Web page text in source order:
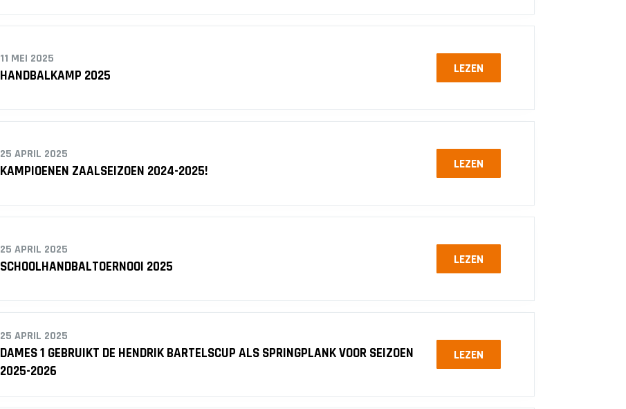
11 MEI 2025
HANDBALKAMP 2025 LEZEN
25 APRIL 2025
KAMPIOENEN ZAALSEIZOEN 2024-2025! LEZEN
25 APRIL 2025
SCHOOLHANDBALTOERNOOI 2025 LEZEN
25 APRIL 2025
DAMES 1 GEBRUIKT DE HENDRIK BARTELSCUP ALS SPRINGPLANK VOOR SEIZOEN
2025-2026
LEZEN